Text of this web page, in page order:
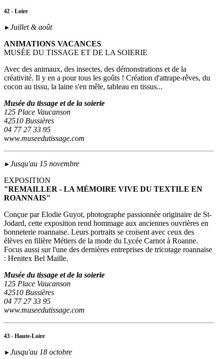
42 - Loire
► Juillet & août
ANIMATIONS VACANCES
MUSÉE DU TISSAGE ET DE LA SOIERIE
Avec des animaux, des insectes, des démonstrations et de la
créativité. Il y en a pour tous les goûts ! Création d'attrape-rêves, du
cocon au tissu, la laine s'en mêle, tableau en tissus...
Musée du tissage et de la soierie
125 Place Vaucanson
42510 Bussières
04 77 27 33 95
www.museedutissage.com
► Jusqu'au 15 novembre
EXPOSITION
"REMAILLER - LA MÉMOIRE VIVE DU TEXTILE EN
ROANNAIS"
Conçue par Elodie Guyot, photographe passionnée originaire de St-
Jodard, cette exposition rend hommage aux anciennes ouvrières en
bonneterie roannaise. Leurs portraits se croisent avec ceux des
élèves en filière Métiers de la mode du Lycée Carnot à Roanne.
Focus aussi sur l'une des dernières entreprises de tricotage roannaise
: Henitex Bel Maille.
Musée du tissage et de la soierie
125 Place Vaucanson
42510 Bussières
04 77 27 33 95
www.museedutissage.com
43 - Haute-Loire
► Jusqu'au 18 octobre